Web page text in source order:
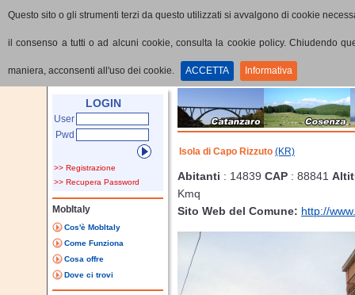
Questo sito o gli strumenti terzi da questo utilizzati si avvalgono di cookie
il consenso a tutti o ad alcuni cookie, consulta la cookie policy. Chiudendo
maniera, acconsenti all'uso dei cookie. ACCETTA Informativa
LOGIN
User
Pwd
>> Registrazione
>> Recupera Password
MobItaly
Cos'è MobItaly
Come Funziona
Cosa offre
Dove ci trovi
Isola di Capo Rizzuto (KR)
Abitanti : 14839 CAP : 88841
Kmq
Sito Web del Comune: http://